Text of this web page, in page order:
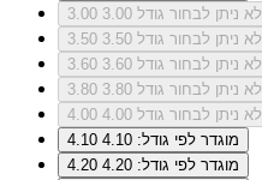
3.00
לא ניתן לבחור גודל 3.00
3.50
לא ניתן לבחור גודל 3.50
3.60
לא ניתן לבחור גודל 3.60
3.80
לא ניתן לבחור גודל 3.80
4.00
לא ניתן לבחור גודל 4.00
4.10
מוגדר לפי גודל: 4.10
4.20
מוגדר לפי גודל: 4.20